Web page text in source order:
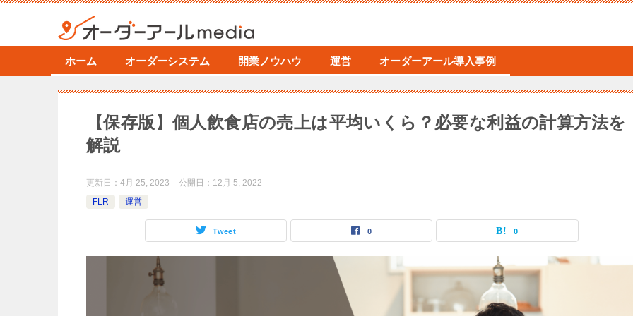
ホーム オーダーシステム 開業ノウハウ 運営 オーダーアール導入事例
【保存版】個人飲食店の売上は平均いくら？必要な利益の計算方法を
解説
更新日： 4月 25, 2023 公開日： 12月 5, 2022
FLR
運営
Tweet 0 0